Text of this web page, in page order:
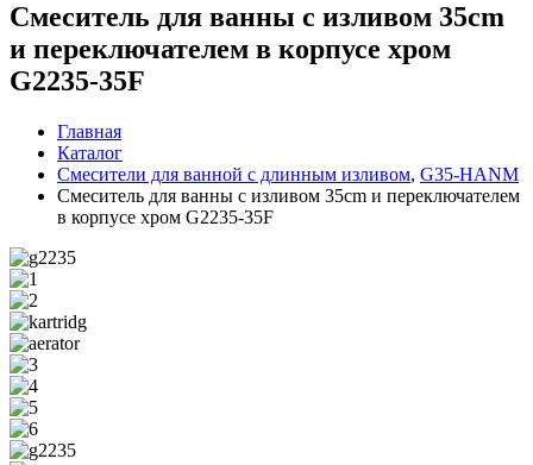
Смеситель для ванны с изливом 35cm
и переключателем в корпусе хром
G2235-35F
Главная
Каталог
Смесители для ванной с длинным изливом, G35-HANM
Смеситель для ванны с изливом 35cm и переключателем
в корпусе хром G2235-35F